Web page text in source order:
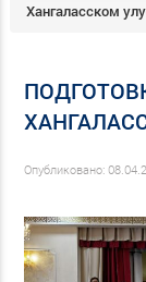
Хангаласском
Опубликовано: